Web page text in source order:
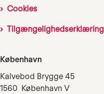
Cookies
Tilgængelighedserklæring
København
Kalvebod Brygge 45
1560 København V